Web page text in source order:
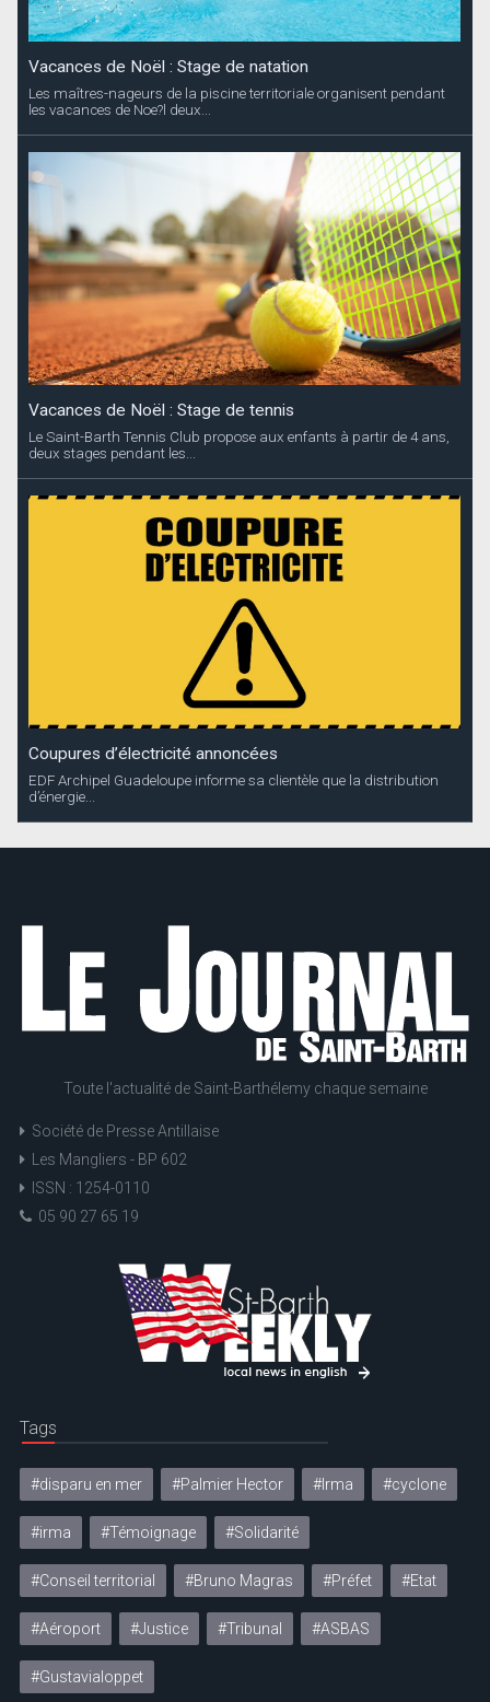
Vacances de Noël : Stage de natation
Les maîtres-nageurs de la piscine territoriale organisent pendant
les vacances de Noe?l deux...
Vacances de Noël : Stage de tennis
Le Saint-Barth Tennis Club propose aux enfants à partir de 4 ans,
deux stages pendant les...
Coupures d’électricité annoncées
EDF Archipel Guadeloupe informe sa clientèle que la distribution
d’énergie...
Toute l'actualité de Saint-Barthélemy chaque semaine
Société de Presse Antillaise
Les Mangliers - BP 602
ISSN : 1254-0110
05 90 27 65 19
Tags
#disparu en mer #Palmier Hector #Irma #cyclone
#irma #Témoignage #Solidarité
#Conseil territorial #Bruno Magras #Préfet #Etat
#Aéroport #Justice #Tribunal #ASBAS
#Gustavialoppet